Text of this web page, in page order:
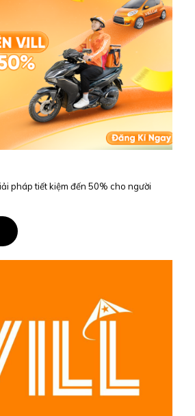
pháp tiết kiệm đến 50% cho người